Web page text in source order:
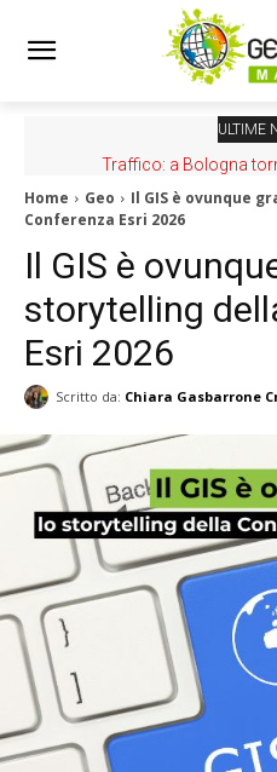
ULTIME
Traffico: a Bologna
Nuovo GeoPortale
Home Geo
Il GIS è ovunque
Conferenza Esri 2026
Il GIS è
storytelling
Esri 2026
Scritto da: Chiara Gasbarrone